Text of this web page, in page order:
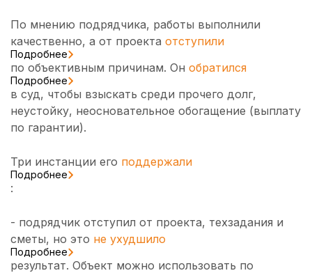
По мнению подрядчика, работы выполнили
качественно, а от проекта отступили
Подробнее
по объективным причинам. Он обратился
Подробнее
в суд, чтобы взыскать среди прочего долг,
неустойку, неосновательное обогащение (выплату
по гарантии).
Три инстанции его поддержали
Подробнее
:
- подрядчик отступил от проекта, техзадания и
сметы, но это не ухудшило
Подробнее
результат. Объект можно использовать по